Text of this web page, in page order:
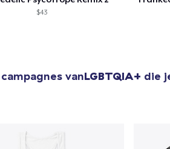
$43
vanLGBTQIA+ die